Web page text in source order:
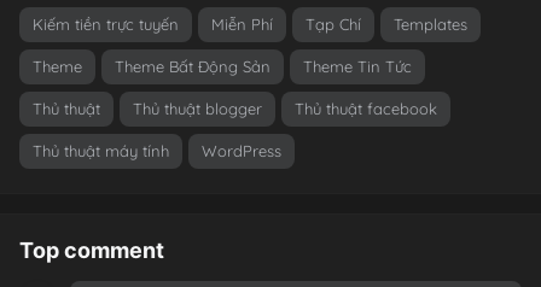
Kiếm tiền trực tuyến Miễn Phí Tạp Chí Templates
Theme Theme Bất Động Sản Theme Tin Tức
Thủ thuật Thủ thuật blogger Thủ thuật facebook
Thủ thuật máy tính WordPress
Top comment